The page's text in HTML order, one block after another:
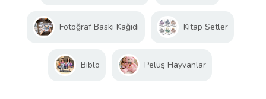
Fotoğraf Baskı Kağıdı Kitap Setler
Biblo Peluş Hayvanlar